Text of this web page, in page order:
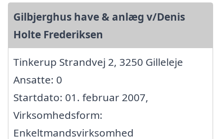
Gilbjerghus have & anlæg v/Denis
Holte Frederiksen
Tinkerup Strandvej 2, 3250 Gilleleje
Ansatte: 0
Startdato: 01. februar 2007,
Virksomhedsform:
Enkeltmandsvirksomhed